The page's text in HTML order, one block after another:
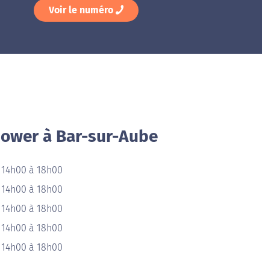
Voir le numéro
à Bar-sur-Aube
à 18h00
à 18h00
à 18h00
à 18h00
à 18h00